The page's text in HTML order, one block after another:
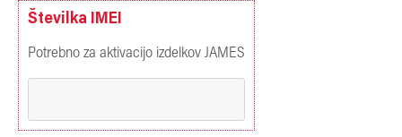
Številka IMEI
Potrebno za aktivacijo izdelkov JAMES